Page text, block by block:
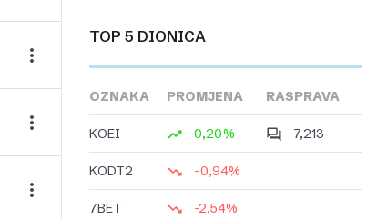
TOP 5 DIONICA
OZNAKA PROMJENA RASPRAVA
KOEI 0,20% 7,213
KODT2 -0,94%
7BET -2,54%